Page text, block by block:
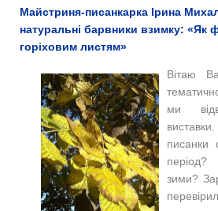
Майстриня-писанкарка Ірина
натуральні барвники взимку: «Як
горіховим листям»
Вітаю
ми
писанки
зими?